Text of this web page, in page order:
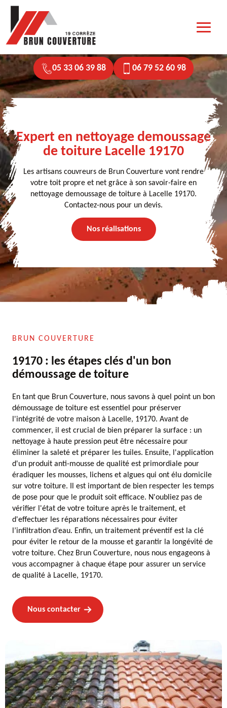
05 33 06 39 88 06 79 52 60 98
Expert en nettoyage demoussage
de toiture Lacelle 19170
Les artisans couvreurs de Brun Couverture vont rendre
votre toit propre et net grâce à son savoir-faire en
nettoyage demoussage de toiture à Lacelle 19170.
Contactez-nous pour un devis.
Nos réalisations
BRUN COUVERTURE
19170 : les étapes clés d'un bon
démoussage de toiture
En tant que Brun Couverture, nous savons à quel point un bon
démoussage de toiture est essentiel pour préserver
l'intégrité de votre maison à Lacelle, 19170. Avant de
commencer, il est crucial de bien préparer la surface : un
nettoyage à haute pression peut être nécessaire pour
éliminer la saleté et préparer les tuiles. Ensuite, l'application
d'un produit anti-mousse de qualité est primordiale pour
éradiquer les mousses, lichens et algues qui ont élu domicile
sur votre toiture. Il est important de bien respecter les temps
de pose pour que le produit soit efficace. N'oubliez pas de
vérifier l'état de votre toiture après le traitement, et
d'effectuer les réparations nécessaires pour éviter
l’infiltration d’eau. Enfin, un traitement préventif est la clé
pour éviter le retour de la mousse et garantir la longévité de
votre toiture. Chez Brun Couverture, nous nous engageons à
vous accompagner à chaque étape pour assurer un service
de qualité à Lacelle, 19170.
Nous contacter